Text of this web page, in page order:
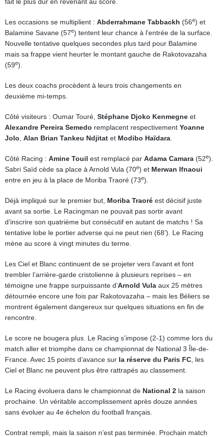
Les occasions se multiplient : Abderrahmane Tabbackh (56e) et
Balamine Savane (57e) tentent leur chance à l’entrée de la surface.
Nouvelle tentative quelques secondes plus tard pour Balamine
mais sa frappe vient heurter le montant gauche de Rakotovazaha
(59e).
Les deux coachs procèdent à leurs trois changements en
deuxième mi-temps.
Côté visiteurs : Oumar Touré, Stéphane Djoko Kenmegne et
Alexandre Pereira Semedo remplacent respectivement Yoanne
Jolo Alan Brian Tankeu Ndjitat et Modibo Haïdara
Côté Racing : Amine Touil est remplacé par Adama Camara (52e).
Sabri Saïd cède sa place à Arnold Vula (70e) et Merwan Ifnaoui
entre en jeu à la place de Moriba Traoré (73e).
Déjà impliqué sur le premier but, Moriba Traoré est décisif juste
avant sa sortie. Le Racingman ne pouvait pas sortir avant
d’inscrire son quatrième but consécutif en autant de matchs ! Sa
tentative lobe le portier adverse qui ne peut rien (68’). Le Racing
mène au score à vingt minutes du terme.
Les Ciel et Blanc continuent de se projeter vers l’avant et font
trembler l’arrière-garde cristolienne à plusieurs reprises – en
témoigne une frappe surpuissante d’Arnold Vula aux 25 mètres
détournée encore une fois par Rakotovazaha – mais les Béliers se
montrent également dangereux sur quelques situations en fin de
rencontre.
Le score ne bougera plus. Le Racing s’impose (2-1) comme lors du
match aller et triomphe dans ce championnat de National 3 Île-de-
France. Avec 15 points d’avance sur la réserve du Paris FC , les
Ciel et Blanc ne peuvent plus être rattrapés au classement.
Le Racing évoluera dans le championnat de National 2 la saison
prochaine. Un véritable accomplissement après douze années
sans évoluer au 4e échelon du football français.
Contrat rempli, mais la saison n’est pas terminée. Prochain match